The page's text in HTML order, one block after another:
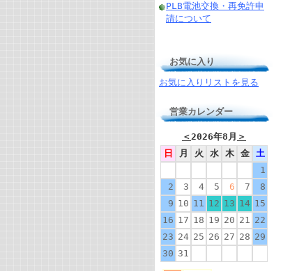
PLB電池交換・再免許申
請について
お気に入り
お気に入りリストを見る
営業カレンダー
＜2026年8月 ＞
日
月 火 水 木 金
土
1
2
3 4 5 6 7
8
9 10 11 12 13 14 15
16 17 18 19 20 21 22
23 24 25 26 27 28 29
30 31